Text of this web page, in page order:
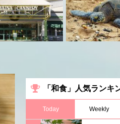
(例）
カ
フ
ェ
イ
ー
「和食」人気ランキ
Today Weekly